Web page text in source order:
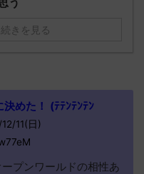
続きを見る
めた！ (ﾃﾃﾝﾃﾝﾃﾝ
11(日)
プンワールドの相性あ